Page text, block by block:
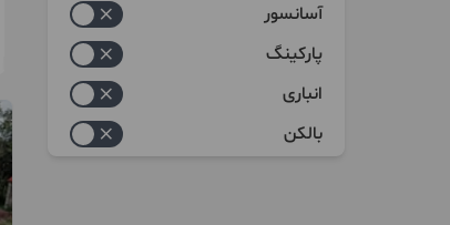
آسانسور
پارکینگ
انباری
بالکن